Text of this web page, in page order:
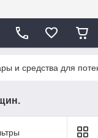
и средства для